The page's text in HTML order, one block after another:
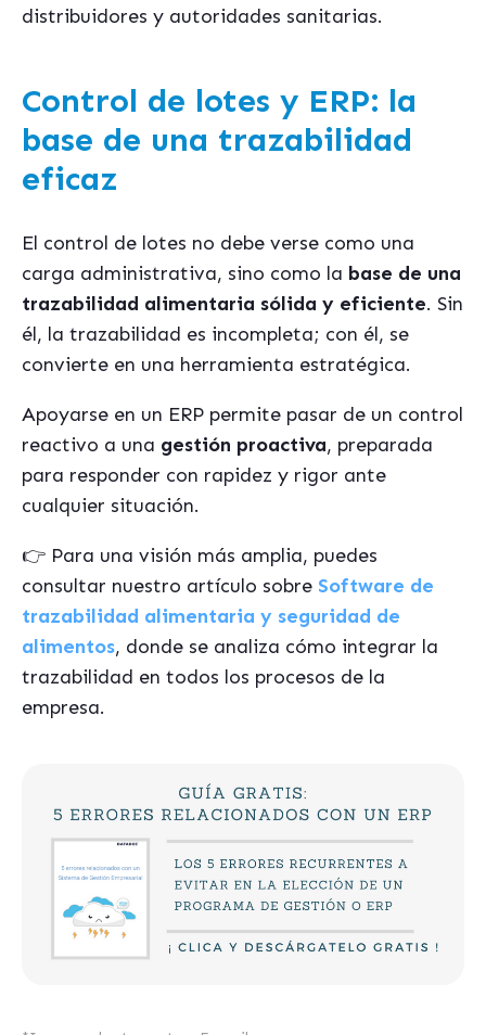
distribuidores y autoridades sanitarias.
Control de lotes y ERP: la
base de una trazabilidad
eficaz
El control de lotes no debe verse como una
carga administrativa, sino como la base de una
trazabilidad alimentaria sólida y eficiente. Sin
él, la trazabilidad es incompleta; con él, se
convierte en una herramienta estratégica.
Apoyarse en un ERP permite pasar de un control
reactivo a una gestión proactiva, preparada
para responder con rapidez y rigor ante
cualquier situación.
👉 Para una visión más amplia, puedes
consultar nuestro artículo sobre Software de
trazabilidad alimentaria y seguridad de
alimentos, donde se analiza cómo integrar la
trazabilidad en todos los procesos de la
empresa.